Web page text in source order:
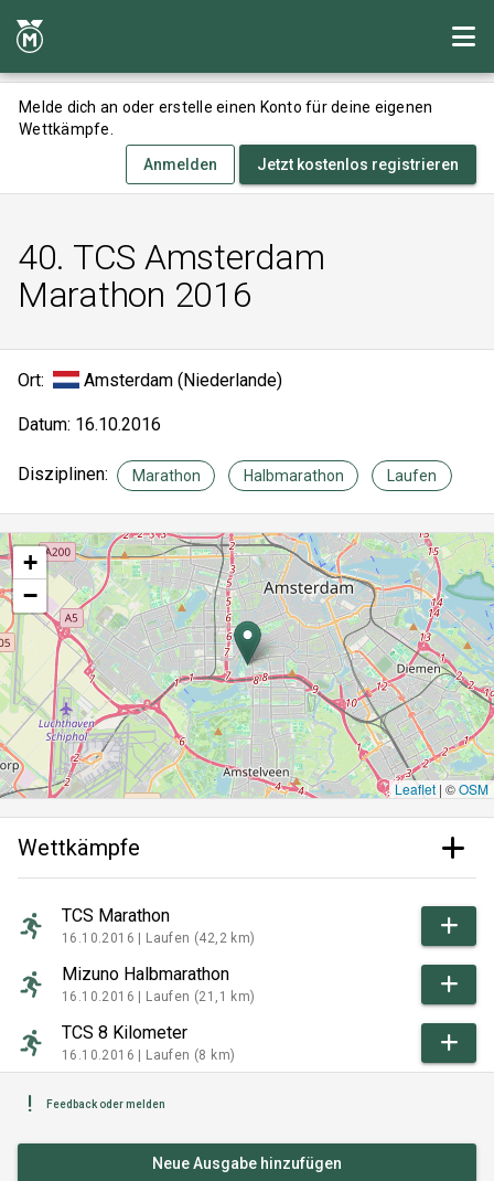
Melde dich an oder erstelle einen Konto für deine eigenen
Wettkämpfe.
Anmelden
Jetzt kostenlos registrieren
40. TCS Amsterdam
Marathon 2016
Neue Ausgabe hinzufügen
Ort: Amsterdam (Niederlande)
Datum: 16.10.2016
Disziplinen: Marathon Halbmarathon Laufen
+
−
Leaflet | ©OSM
Wettkämpfe
TCS Marathon
16.10.2016 | Laufen (42,2 km)
Mizuno Halbmarathon
16.10.2016 | Laufen (21,1 km)
TCS 8 Kilometer
16.10.2016 | Laufen (8 km)
Feedback oder melden